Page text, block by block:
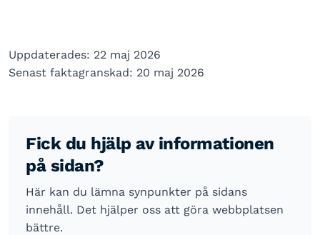
Uppdaterades: 22 maj 2026
Senast faktagranskad: 20 maj 2026
Fick du hjälp av informationen
på sidan?
Här kan du lämna synpunkter på sidans
innehåll. Det hjälper oss att göra webbplatsen
bättre.